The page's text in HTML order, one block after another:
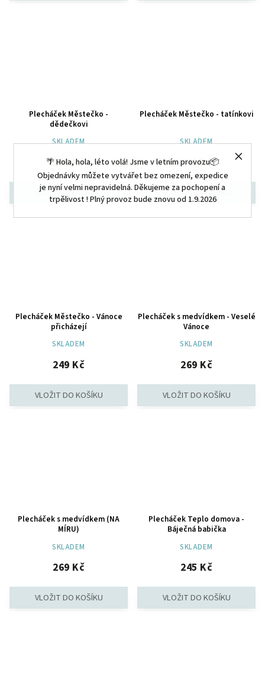
🌴 Hola, hola, léto volá! Jsme v letním provozu📦
Objednávky můžete vytvářet bez omezení, expedice
je nyní velmi nepravidelná. Děkujeme za pochopení a
trpělivost ! Plný provoz bude znovu od 1.9.2026
Plecháček Městečko -
dědečkovi
SKLADEM
249 Kč
Plecháček Městečko - tatínkovi
SKLADEM
249 Kč
Plecháček Městečko - Vánoce
přicházejí
SKLADEM
249 Kč
Plecháček s medvídkem - Veselé
Vánoce
SKLADEM
269 Kč
Plecháček s medvídkem (NA
MÍRU)
SKLADEM
269 Kč
Plecháček Teplo domova -
Báječná babička
SKLADEM
245 Kč